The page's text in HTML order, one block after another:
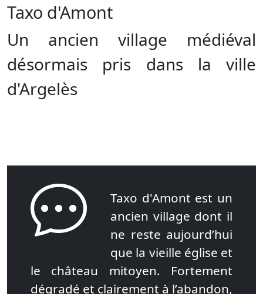
Taxo d'Amont
Un ancien village médiéval
désormais pris dans la ville
d'Argelès
Taxo d'Amont est un
ancien village dont il
ne reste aujourd’hui
que la vieille église et
le château mitoyen. Fortement
dégradé et clairement à l’abandon,